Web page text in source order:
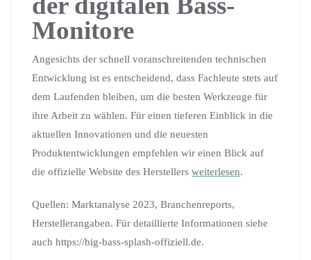
Monitore
Angesichts der schnell voranschreitenden technischen
Entwicklung ist es entscheidend, dass Fachleute stets auf
dem Laufenden bleiben, um die besten Werkzeuge für
ihre Arbeit zu wählen. Für einen tieferen Einblick in die
aktuellen Innovationen und die neuesten
Produktentwicklungen empfehlen wir einen Blick auf
die offizielle Website des Herstellers weiterlesen.
Quellen: Marktanalyse 2023, Branchenreports,
Herstellerangaben. Für detaillierte Informationen siehe
auch https://big-bass-splash-offiziell.de.